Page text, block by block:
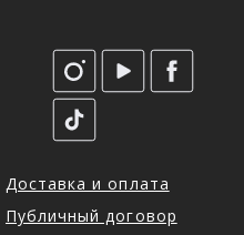
Доставка и оплата
Публичный договор